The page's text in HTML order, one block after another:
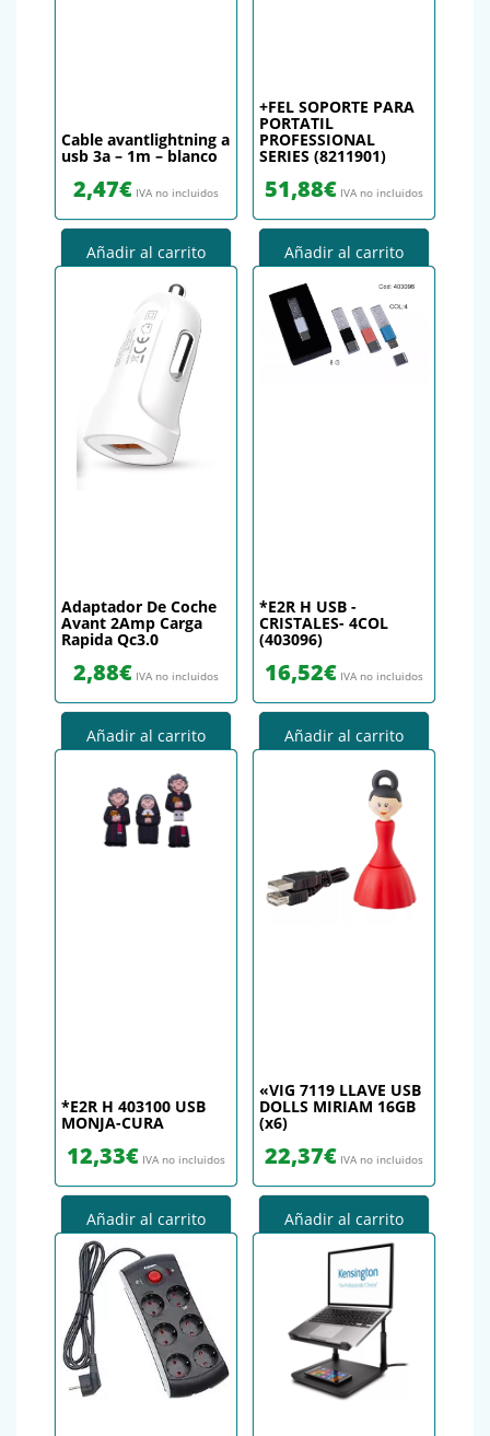
Cable avantlightning a
usb 3a – 1m – blanco
2,47€ IVA no incluidos
Añadir al carrito
+FEL SOPORTE PARA
PORTATIL
PROFESSIONAL
SERIES (8211901)
51,88€ IVA no incluidos
Añadir al carrito
Adaptador De Coche
Avant 2Amp Carga
Rapida Qc3.0
2,88€ IVA no incluidos
Añadir al carrito
*E2R H USB -
CRISTALES- 4COL
(403096)
16,52€ IVA no incluidos
Añadir al carrito
*E2R H 403100 USB
MONJA-CURA
12,33€ IVA no incluidos
Añadir al carrito
«VIG 7119 LLAVE USB
DOLLS MIRIAM 16GB
(x6)
22,37€ IVA no incluidos
Añadir al carrito